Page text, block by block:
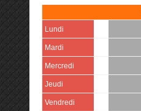
Lundi
Mardi
Mercredi
Jeudi
Vendredi